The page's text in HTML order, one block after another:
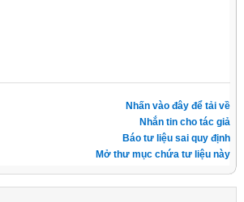
Nhấn vào đây để tải về
Nhắn tin cho tác giả
Báo tư liệu sai quy định
Mở thư mục chứa tư liệu này